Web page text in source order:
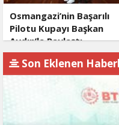
Osmangazi’nin Başarılı
Pilotu Kupayı Başkan
Aydın’la Paylaştı
Son Eklenen